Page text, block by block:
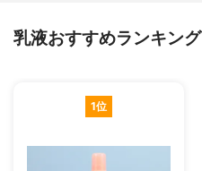
乳液おすすめランキング
1位